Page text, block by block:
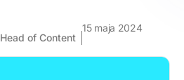
Head of Content
15 maja 2024